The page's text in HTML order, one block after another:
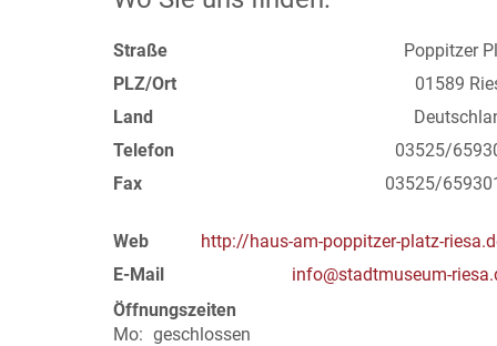
Straße
Poppitzer
PLZ/Ort
01589
Land
Telefon
03525/
Fax
03525/
Web
http://haus-am-poppitzer-platz-
E-Mail
info@stadtmuseum-
Öffnungszeiten
Mo: geschlossen